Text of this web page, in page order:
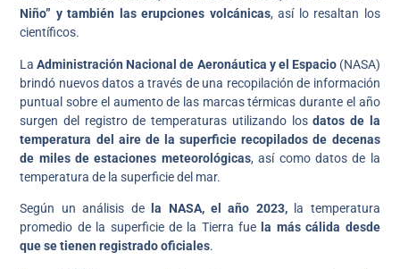
Niño” y también las erupciones volcánicas, así lo resaltan los
científicos.
LaAdministración Nacional de Aeronáutica y el Espacio(NASA)
brindó nuevos datos a través de una recopilación de información
puntual sobre el aumento de las marcas térmicas durante el año
surgen del registro de temperaturas utilizando losdatos de la
temperatura del aire de la superficie recopilados de decenas
de miles de estaciones meteorológicas, así como datos de la
temperatura de la superficie del mar.
Según un análisis de la NASA, el año 2023,
la temperatura
promedio de la superficie de la Tierra fue la más cálida desde
que se tienen registrado oficiales.